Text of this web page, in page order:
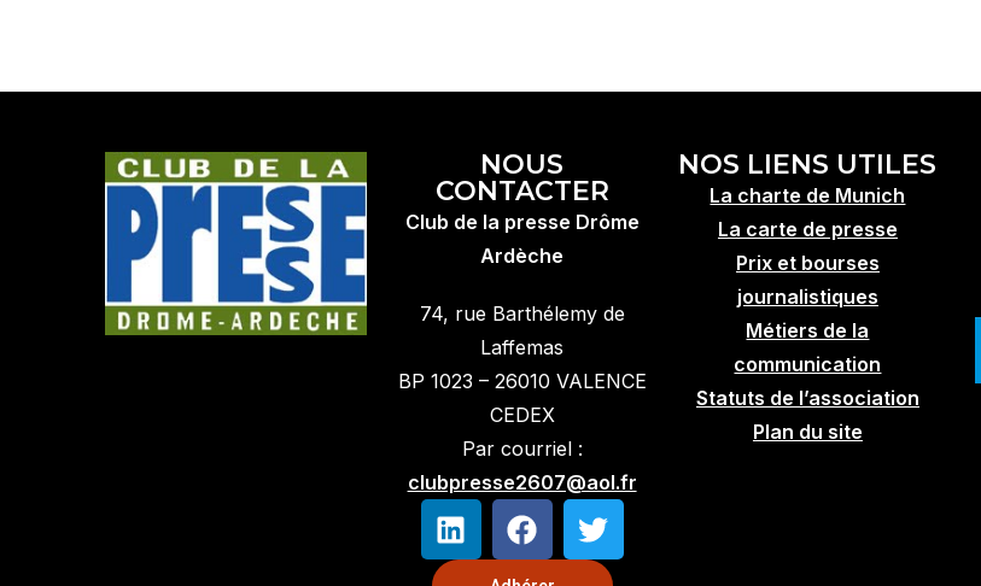
NOUS
CONTACTER
Club de la presse Drôme
Ardèche
74, rue Barthélemy de
Laffemas
BP 1023 – 26010 VALENCE
CEDEX
Par courriel :
clubpresse2607@aol.fr
NOS LIENS UTILES
La charte de Munich
La carte de presse
Prix et bourses
journalistiques
Métiers de la
communication
Statuts de l’association
Plan du site